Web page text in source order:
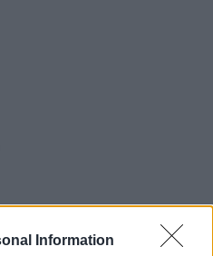
Information